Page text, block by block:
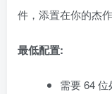
件，添置在你的杰
最低配置:
需要 64